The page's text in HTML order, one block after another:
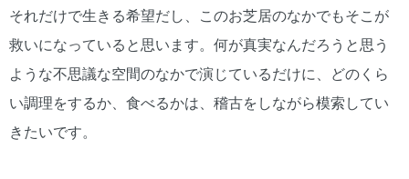
それだけで生きる希望だし、このお芝居のなかでもそこが
救いになっていると思います。何が真実なんだろうと思う
ような不思議な空間のなかで演じているだけに、どのくら
い調理をするか、食べるかは、稽古をしながら模索してい
きたいです。